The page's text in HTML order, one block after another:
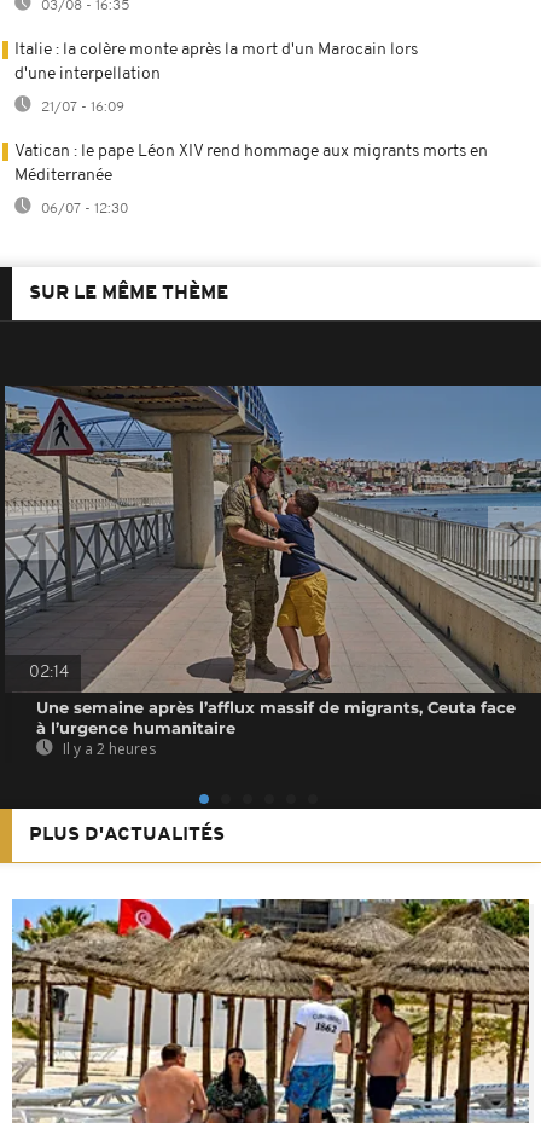
03/08 - 16:35
Italie : la colère monte après la mort d'un Marocain lors
d'une interpellation
21/07 - 16:09
Vatican : le pape Léon XIV rend hommage aux migrants morts en
Méditerranée
06/07 - 12:30
SUR LE MÊME THÈME
02:14
Une semaine après l’afflux massif de migrants, Ceuta face
à l’urgence humanitaire
Il y a 2 heures
PLUS D'ACTUALITÉS